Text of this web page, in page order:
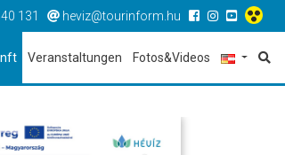
131 heviz@tourinform.hu
Veranstaltungen Fotos&Videos